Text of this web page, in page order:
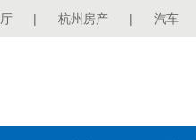
| 杭州房产 | 汽车